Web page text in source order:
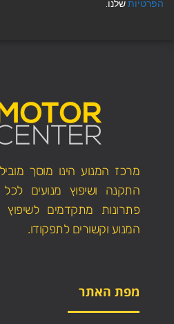
הפרטיותשלנו.
מרכז המנוע הינו מוסך
התקנה ושיפוץ מנועים
פתרונות מתקדמים
המנוע וקשורים לתפקודו.
מפת האתר